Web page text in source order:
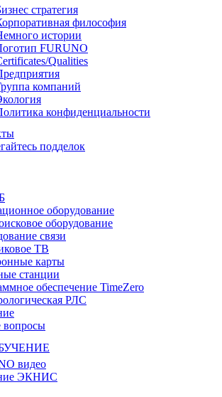
стратегия
философия
истории
FURUNO
Qualities
компаний
конфиденциальности
подделок
оборудование
оборудование
связи
ТВ
карты
станции
обеспечение TimeZero
РЛС
видео
ЭКНИС